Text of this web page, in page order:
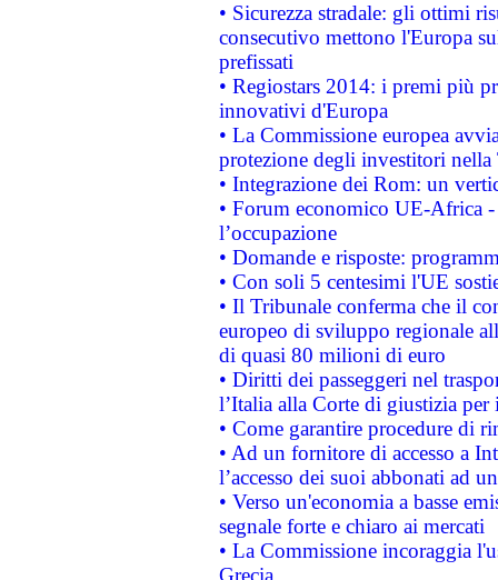
• Sicurezza stradale: gli ottimi
consecutivo mettono l'Europa
prefissati
• Regiostars 2014: i premi più
innovativi d'Europa
• La Commissione europea
protezione degli investitori
• Integrazione dei Rom: un
• Forum economico UE-Africa -
l’occupazione
• Domande e risposte:
• Con soli 5 centesimi l'UE
• Il Tribunale conferma che il
europeo di sviluppo regionale
di quasi 80 milioni di euro
• Diritti dei passeggeri nel
l’Italia alla Corte di giustizia
• Come garantire procedure di
• Ad un fornitore di accesso a
l’accesso dei suoi abbonati ad
• Verso un'economia a basse
segnale forte e chiaro ai mercati
• La Commissione incoraggia
Grecia